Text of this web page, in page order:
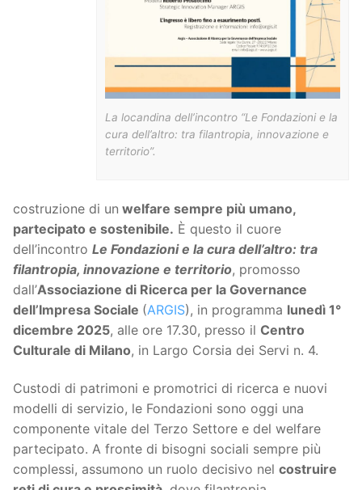
La locandina dell’incontro “Le Fondazioni e la
cura dell’altro: tra filantropia, innovazione e
territorio”.
costruzione di un welfare sempre più umano,
partecipato e sostenibile. È questo il cuore
dell’incontro Le Fondazioni e la cura dell’altro: tra
filantropia, innovazione e territorio, promosso
dall’Associazione di Ricerca per la Governance
dell’Impresa Sociale (ARGIS), in programma lunedì 1°
dicembre 2025, alle ore 17.30, presso il Centro
Culturale di Milano, in Largo Corsia dei Servi n. 4.
Custodi di patrimoni e promotrici di ricerca e nuovi
modelli di servizio, le Fondazioni sono oggi una
componente vitale del Terzo Settore e del welfare
partecipato. A fronte di bisogni sociali sempre più
complessi, assumono un ruolo decisivo nel costruire